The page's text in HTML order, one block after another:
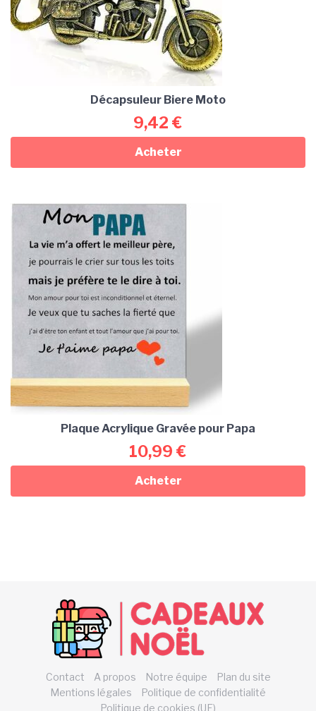
Décapsuleur Biere Moto
9,42 €
Acheter
Plaque Acrylique Gravée pour Papa
10,99 €
Acheter
Contact A propos Notre équipe
Plan du site
Mentions légales
Politique de confidentialité
Politique de cookies (UE)